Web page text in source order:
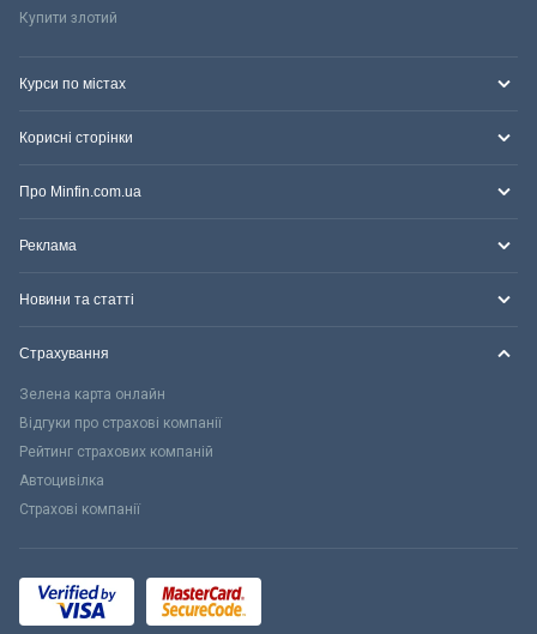
Купити злотий
Курси по містах
Корисні сторінки
Про Minfin.com.ua
Реклама
Новини та статті
Страхування
Зелена карта онлайн
Відгуки про страхові компанії
Рейтинг страхових компаній
Автоцивілка
Страхові компанії